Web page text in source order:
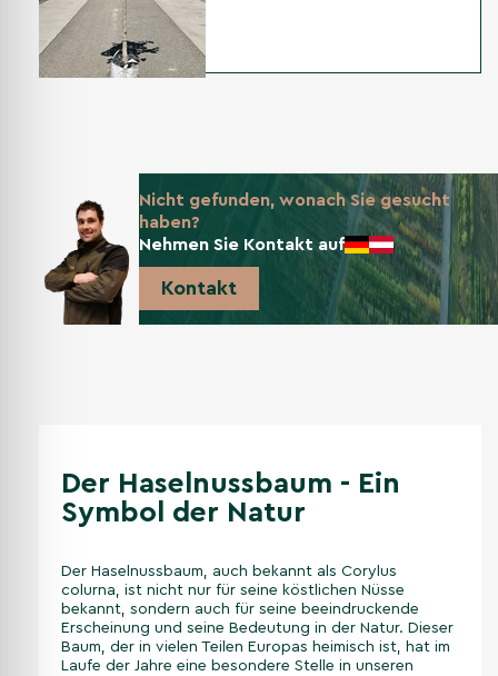
Nicht gefunden, wonach Sie gesucht
haben?
Nehmen Sie Kontakt auf
Kontakt
Der Haselnussbaum - Ein
Symbol der Natur
Der Haselnussbaum, auch bekannt als Corylus
colurna, ist nicht nur für seine köstlichen Nüsse
bekannt, sondern auch für seine beeindruckende
Erscheinung und seine Bedeutung in der Natur. Dieser
Baum, der in vielen Teilen Europas heimisch ist, hat im
Laufe der Jahre eine besondere Stelle in unseren